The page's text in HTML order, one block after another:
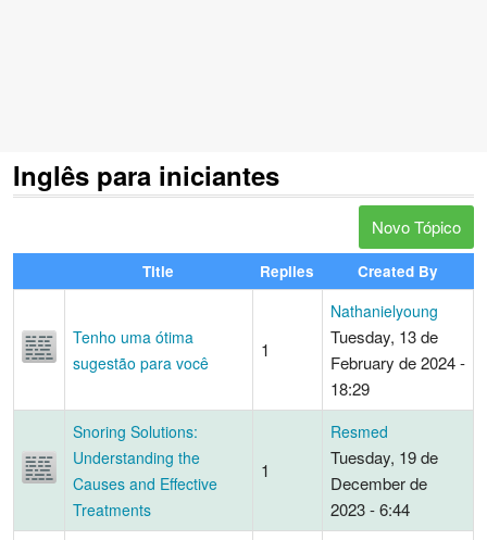
Inglês para iniciantes
Novo Tópico
Title Replies Created By
Tenho uma ótima
sugestão para você
1
Nathanielyoung
Tuesday, 13 de
February de 2024 -
18:29
Snoring Solutions:
Understanding the
Causes and Effective
Treatments
1
Resmed
Tuesday, 19 de
December de
2023 - 6:44